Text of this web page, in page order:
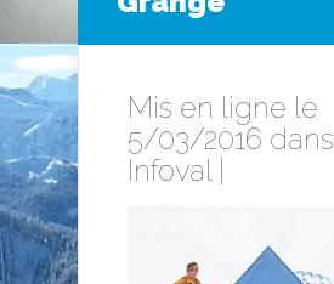
Mis en ligne le
5/03/2016 dans
Infoval